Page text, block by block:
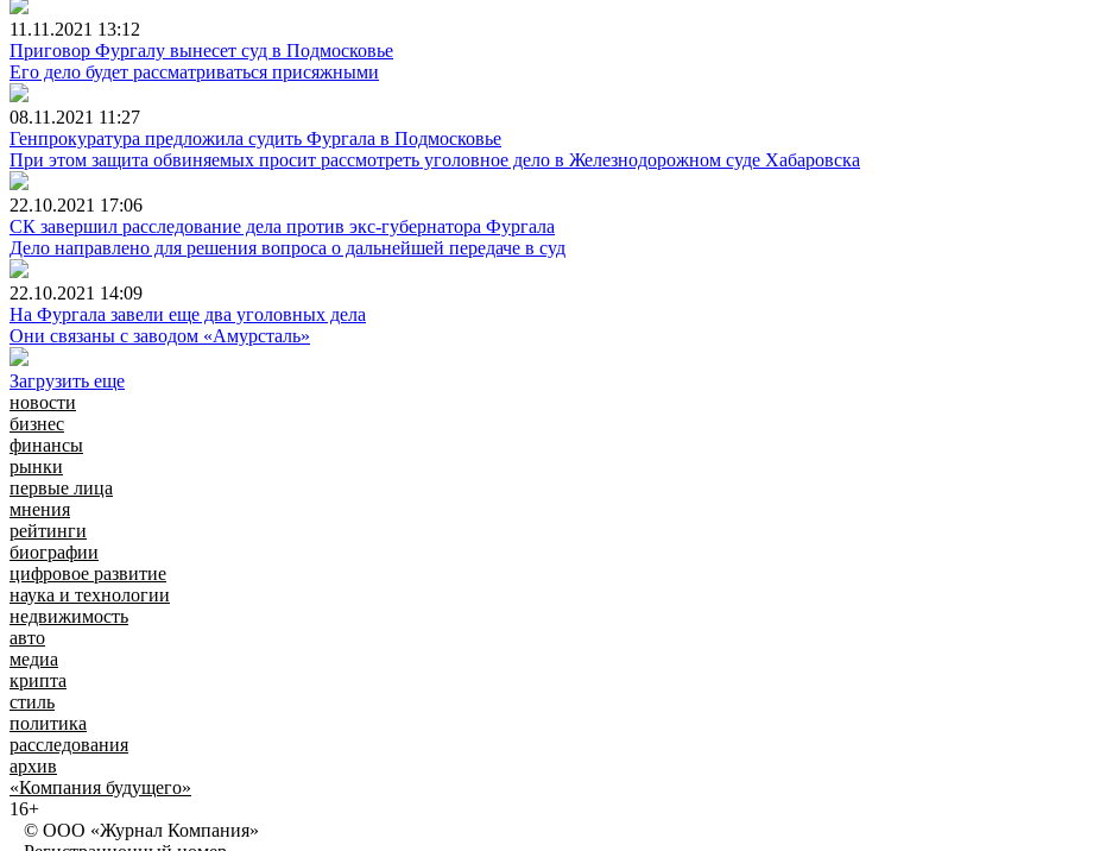
11.11.2021 13:12
Приговор Фургалу вынесет суд в Подмосковье
Его дело будет рассматриваться присяжными
08.11.2021 11:27
Генпрокуратура предложила судить Фургала в Подмосковье
При этом защита обвиняемых просит рассмотреть уголовное дело в Железнодорожном суде Хабаровска
22.10.2021 17:06
СК завершил расследование дела против экс-губернатора Фургала
Дело направлено для решения вопроса о дальнейшей передаче в суд
22.10.2021 14:09
На Фургала завели еще два уголовных дела
Они связаны с заводом «Амурсталь»
Загрузить еще
новости
бизнес
финансы
рынки
первые лица
мнения
рейтинги
биографии
цифровое развитие
наука и технологии
недвижимость
авто
медиа
крипта
стиль
политика
расследования
архив
«Компания будущего»
16+
© ООО «Журнал Компания»